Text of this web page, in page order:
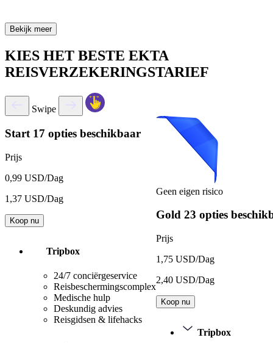
Bekijk meer
KIES HET BESTE EKTA
REISVERZEKERINGSTARIEF
Swipe
Start 17 opties beschikbaar
Prijs
0,99 USD/Dag
1,37 USD/Dag
Koop nu
Tripbox
24/7 conciërgeservice
Reisbeschermingscomplex
Medische hulp
Deskundig advies
Reisgidsen & lifehacks
Geen eigen risico
Gold 23 opties
Prijs
1,75 USD/Dag
2,40 USD/Dag
Koop nu
Tripbox